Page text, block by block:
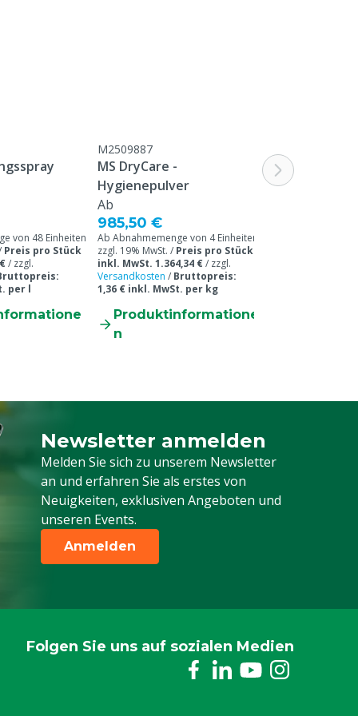
von 48 Einheiten
Preis pro Stück
/ zzgl.
per l
M2509887
MS DryCare -
Hygienepulver
Ab
985,50 €
Ab Abnahmemenge von 4 Einheiten /
zzgl. 19% MwSt. / Preis pro Stück
inkl. MwSt. 1.364,34 €/ zzgl.
Versandkosten / Bruttopreis:
1,36 € inkl. MwSt. per kg
Produktinformatione
n
Havep
Newsletter anmelden
Melden Sie sich zu unserem Newsletter
an und erfahren Sie als erstes von
Neuigkeiten, exklusiven Angeboten und
unseren Events.
Melden Sie sich für unseren Newsletter
Anmelden
Folgen Sie uns auf sozialen Medien